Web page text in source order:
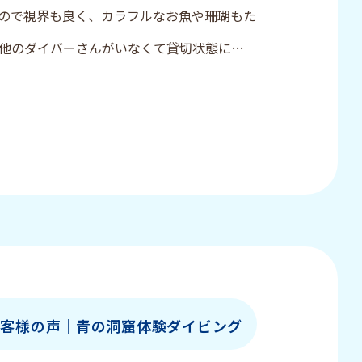
視界も良く、カラフルなお魚や珊瑚もた
ダイバーさんがいなくて貸切状態になっ
様の声│青の洞窟体験ダイビング